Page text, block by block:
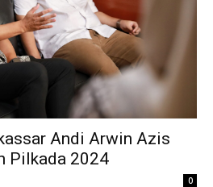
Andi Arwin Azis
Pilkada 2024
0